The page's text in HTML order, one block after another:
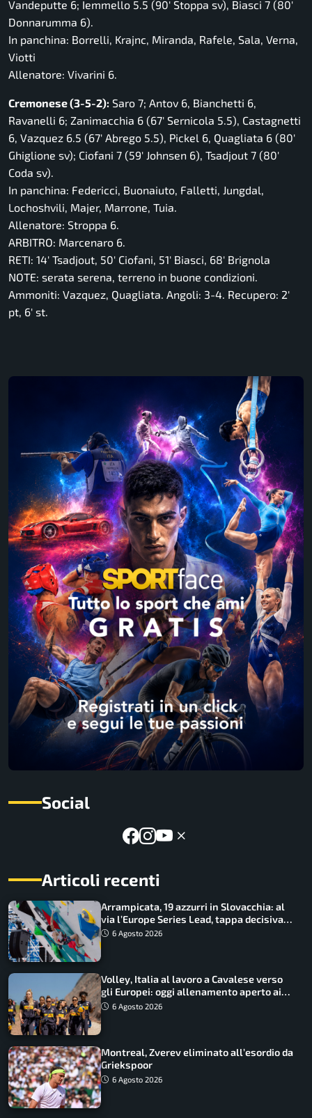
Vandeputte 6; Iemmello 5.5 (90′ Stoppa sv), Biasci 7 (80′
Donnarumma 6).
In panchina: Borrelli, Krajnc, Miranda, Rafele, Sala, Verna,
Viotti
Allenatore: Vivarini 6.
Cremonese (3-5-2): Saro 7; Antov 6, Bianchetti 6,
Ravanelli 6; Zanimacchia 6 (67′ Sernicola 5.5), Castagnetti
6, Vazquez 6.5 (67′ Abrego 5.5), Pickel 6, Quagliata 6 (80′
Ghiglione sv); Ciofani 7 (59′ Johnsen 6), Tsadjout 7 (80′
Coda sv).
In panchina: Federicci, Buonaiuto, Falletti, Jungdal,
Lochoshvili, Majer, Marrone, Tuia.
Allenatore: Stroppa 6.
ARBITRO: Marcenaro 6.
RETI: 14′ Tsadjout, 50′ Ciofani, 51′ Biasci, 68′ Brignola
NOTE: serata serena, terreno in buone condizioni.
Ammoniti: Vazquez, Quagliata. Angoli: 3-4. Recupero: 2′
pt, 6′ st.
Social
Articoli recenti
Arrampicata, 19 azzurri in Slovacchia: al
via l’Europe Series Lead, tappa decisiva
per la Speed
6 Agosto 2026
Volley, Italia al lavoro a Cavalese verso
gli Europei: oggi allenamento aperto ai
tifosi
6 Agosto 2026
Montreal, Zverev eliminato all’esordio da
Griekspoor
6 Agosto 2026